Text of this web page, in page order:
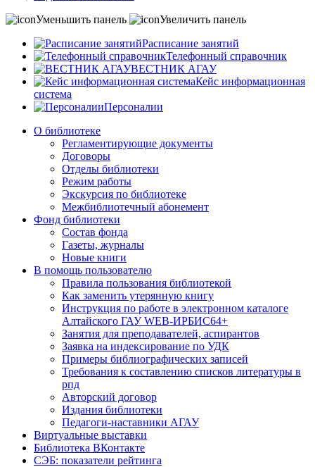
Уменьшить панель
Увеличить панель
Расписание занятий
Телефонный справочник
ВЕСТНИК АГАУ
Кейс информационная
система
Персоналии
О библиотеке
Регламентирующие документы
Договоры
Отделы библиотеки
Режим работы
Экскурсия по библиотеке
Межбиблиотечный абонемент
Фонд библиотеки
Состав фонда
Газеты, журналы
Новые книги
В помощь пользователю
Правила пользования библиотекой
Как заменить утерянную книгу
Инструкция по работе в электронном каталоге
Алтайского ГАУ WEB-ИРБИС64+
Занятия для преподавателей, аспирантов
Заявка на индексирование по УДК
Примеры библиографических записей
Требования к составлению списков литературы в
рпд
Авторский договор
Издания библиотеки
Педагоги-наставники АГАУ
Виртуальные выставки
Библиотека ВКонтакте
СЭБ: показатели рейтинга